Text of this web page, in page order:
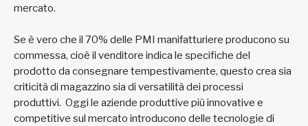
mercato.
Se è vero che il 70% delle PMI manifatturiere producono su
commessa, cioè il venditore indica le specifiche del
prodotto da consegnare tempestivamente, questo crea sia
criticità di magazzino sia di versatilità dei processi
produttivi. Oggi le aziende produttive più innovative e
competitive sul mercato introducono delle tecnologie di